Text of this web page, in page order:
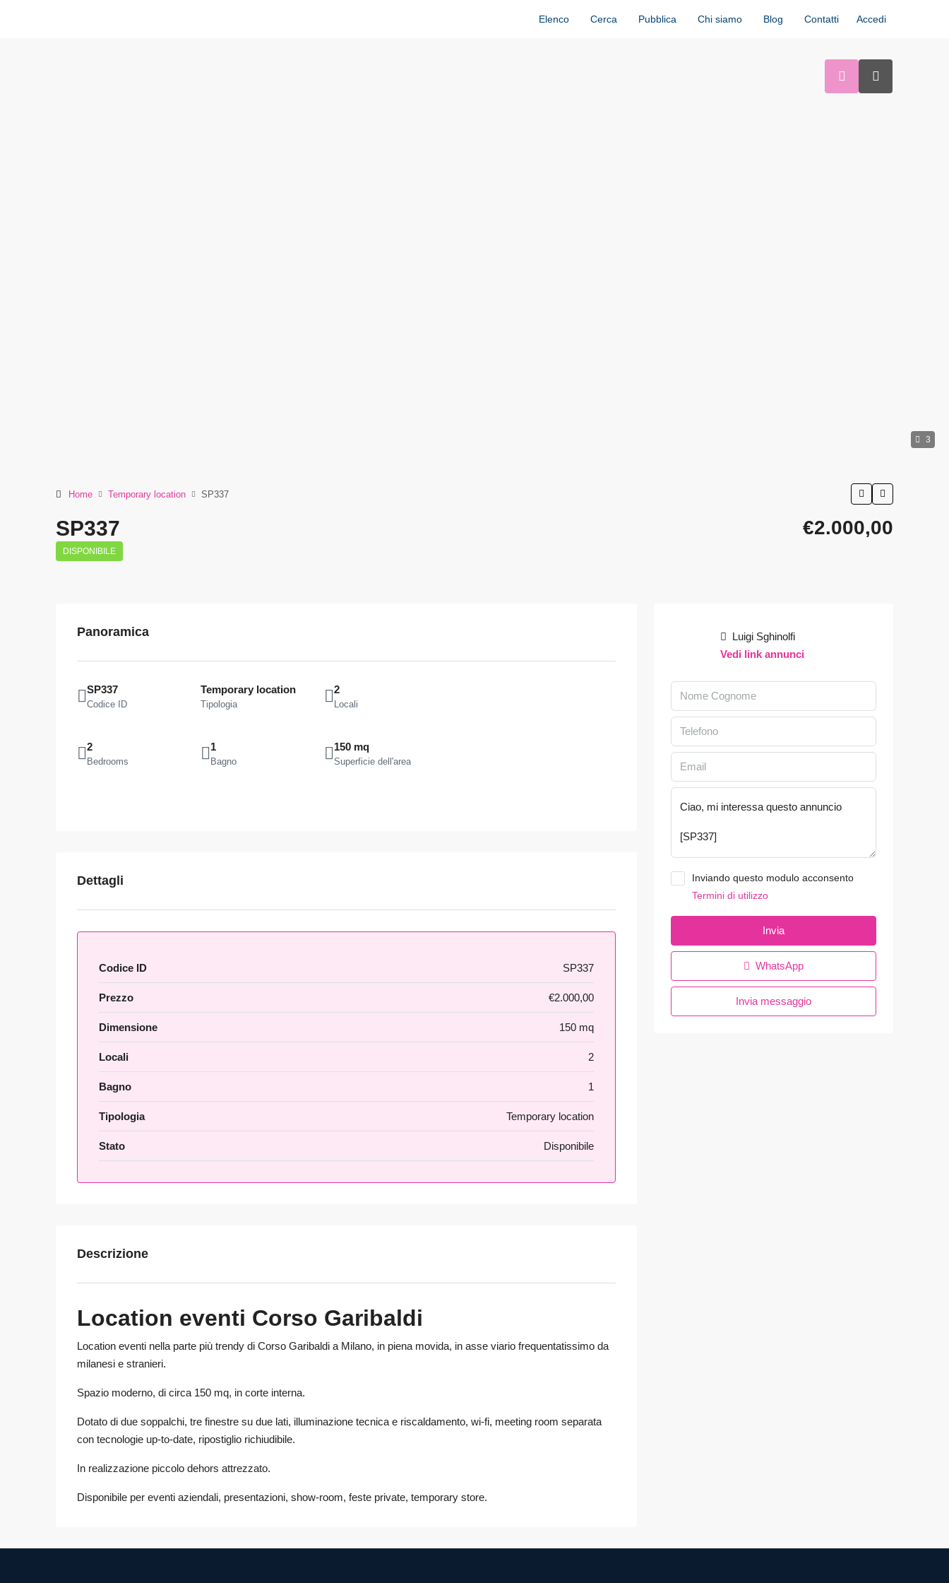
Elenco Cerca Pubblica Chi siamo Blog Contatti Accedi
3
Home Temporary location SP337
SP337
DISPONIBILE
€2.000,00
Panoramica
SP337
Codice ID
Temporary location
Tipologia
2
Locali
2
Bedrooms
1
Bagno
150 mq
Superficie dell'area
Dettagli
Codice ID SP337
Prezzo €2.000,00
Dimensione 150 mq
Locali 2
Bagno 1
Tipologia Temporary location
Stato Disponibile
Descrizione
Location eventi Corso Garibaldi
Location eventi nella parte più trendy di Corso Garibaldi a Milano, in piena movida, in asse viario frequentatissimo da
milanesi e stranieri.
Spazio moderno, di circa 150 mq, in corte interna.
Dotato di due soppalchi, tre finestre su due lati, illuminazione tecnica e riscaldamento, wi-fi, meeting room separata
con tecnologie up-to-date, ripostiglio richiudibile.
In realizzazione piccolo dehors attrezzato.
Disponibile per eventi aziendali, presentazioni, show-room, feste private, temporary store.
Luigi Sghinolfi
Vedi link annunci
Inviando questo modulo acconsento
Termini di utilizzo
Invia
WhatsApp
Invia messaggio